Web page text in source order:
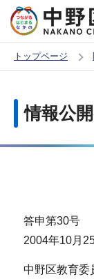
の
ー
頭
トップページ
情報公
答申第30号
2004年10月
中野区教育委